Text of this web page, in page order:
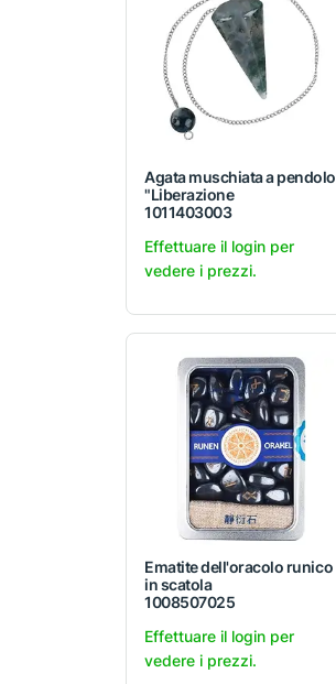
Agata muschiata a pendolo
"Liberazione
1011403003
Effettuare il login per
vedere i prezzi.
Ematite dell'oracolo runico
in scatola
1008507025
Effettuare il login per
vedere i prezzi.